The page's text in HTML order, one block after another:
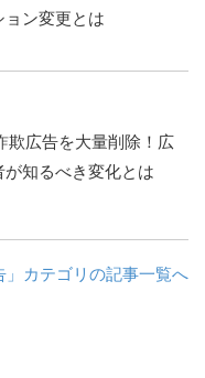
ョン変更とは
欺広告を大量削除！広
が知るべき変化とは
」カテゴリの記事一覧へ